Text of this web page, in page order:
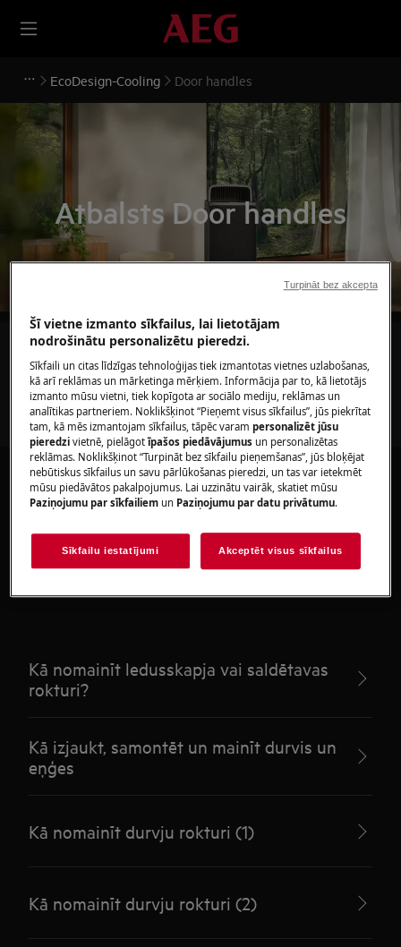
EcoDesign-Cooling Door handles
Atbalsts Door handles
Meklēt mūsu atbalsta rakstos
Ieteicamie raksti par Door
handles
Kā nomainīt ledusskapja vai saldētavas
rokturi?
Kā izjaukt, samontēt un mainīt durvis un
eņģes
Kā nomainīt durvju rokturi (1)
Kā nomainīt durvju rokturi (2)
Šī vietne izmanto sīkfailus, lai lietotājam
nodrošinātu personalizētu pieredzi.
Sīkfaili un citas līdzīgas tehnoloģijas tiek izmantotas vietnes uzlabošanas,
kā arī reklāmas un mārketinga mērķiem. Informācija par to, kā lietotājs
izmanto mūsu vietni, tiek kopīgota ar sociālo mediju, reklāmas un
analītikas partneriem. Noklikšķinot “Pieņemt visus sīkfailus”, jūs piekrītat
tam, kā mēs izmantojam sīkfailus, tāpēc varampersonalizēt jūsu
pieredzivietnē, pielāgotīpašos piedāvājumus un personalizētas
reklāmas. Noklikšķinot “Turpināt bez sīkfailu pieņemšanas”, jūs bloķējat
nebūtiskus sīkfailus un savu pārlūkošanas pieredzi, un tas var ietekmēt
mūsu piedāvātos pakalpojumus. Lai uzzinātu vairāk, skatiet mūsu
Paziņojumu par sīkfailiem un Paziņojumu par datu privātumu.
Sīkfailu iestatījumi Akceptēt visus sīkfailus
Turpināt bez akcepta